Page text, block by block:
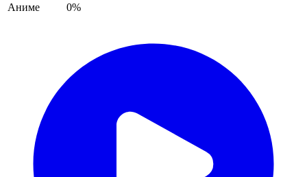
Аниме
0%